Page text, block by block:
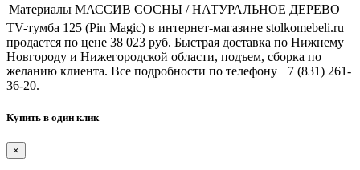
Материалы МАССИВ СОСНЫ / НАТУРАЛЬНОЕ ДЕРЕВО
TV-тумба 125 (Pin Magic) в интернет-магазине stolkomebeli.ru
продается по цене 38 023 руб. Быстрая доставка по Нижнему
Новгороду и Нижегородской области, подъем, сборка по
желанию клиента. Все подробности по телефону +7 (831) 261-
36-20.
Купить в один клик
×